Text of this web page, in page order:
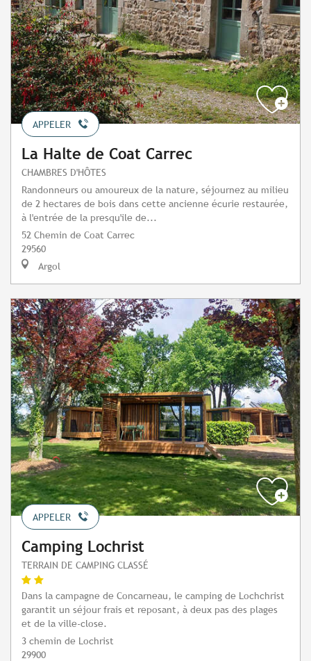
APPELER
La Halte de Coat Carrec
CHAMBRES D'HÔTES
Randonneurs ou amoureux de la nature, séjournez au milieu
de 2 hectares de bois dans cette ancienne écurie restaurée,
à l'entrée de la presqu'ile de...
52 Chemin de Coat Carrec
29560
Argol
APPELER
Camping Lochrist
TERRAIN DE CAMPING CLASSÉ
Dans la campagne de Concarneau, le camping de Lochchrist
garantit un séjour frais et reposant, à deux pas des plages
et de la ville-close.
3 chemin de Lochrist
29900